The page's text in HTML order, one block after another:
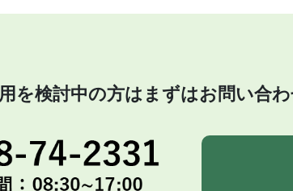
を検討中の方はまずはお問い合わ